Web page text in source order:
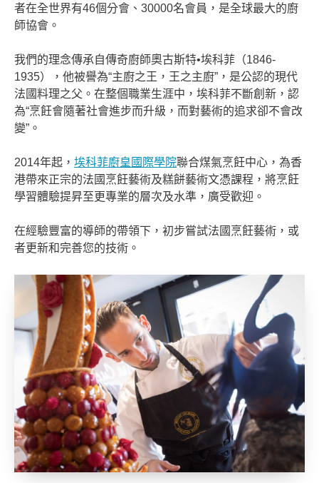
者在全世界有46個分會、 30000名會員，是全球最大的廚
師協會。
我們的理念傳承自傳奇廚師奧古斯特•埃科菲（1846-
1935），他被譽為“主廚之王，王之主廚” ，是公認的現代
法國料理之父。在整個職業生涯中，埃科菲不斷創新，認
為“烹飪會隨著社會進步而升級，而對藝術的追求卻不會改
變” 。
2014年起， 埃科菲廚皇國際學院聯合煤氣烹飪中心，為香
港帶來正宗的法國烹飪藝術及糕餅藝術文憑課程，將烹飪
學習體驗提昇至更專業的層次及水準，廣受歡迎。
在經驗豐富的導師的帶領下，初步嘗試法國烹飪藝術，或
者更新和完善您的技術。